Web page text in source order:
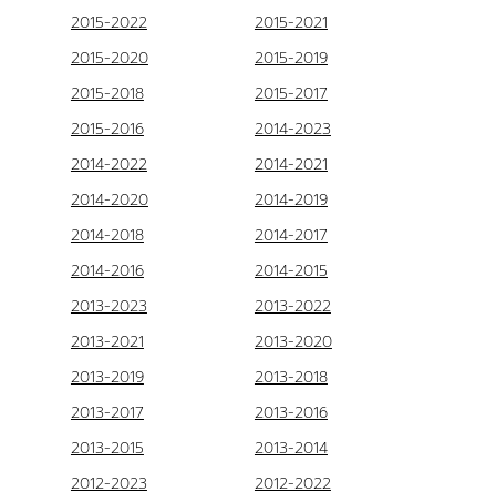
2015-2022
2015-2021
2015-2020
2015-2019
2015-2018
2015-2017
2015-2016
2014-2023
2014-2022
2014-2021
2014-2020
2014-2019
2014-2018
2014-2017
2014-2016
2014-2015
2013-2023
2013-2022
2013-2021
2013-2020
2013-2019
2013-2018
2013-2017
2013-2016
2013-2015
2013-2014
2012-2023
2012-2022